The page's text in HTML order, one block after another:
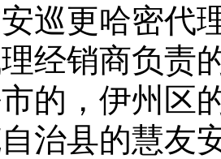
巡更哈密代
经销商负责
的，伊州区
治县的慧友